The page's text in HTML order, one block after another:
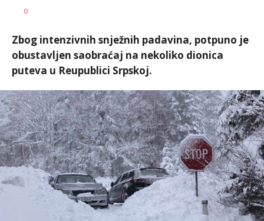
AUTOR
0
Zbog intenzivnih snježnih padavina, potpuno je
obustavljen saobraćaj na nekoliko dionica
puteva u Reupublici Srpskoj.